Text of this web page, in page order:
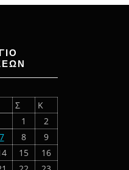
Σ
Κ
1
2
7 8
9
15
16